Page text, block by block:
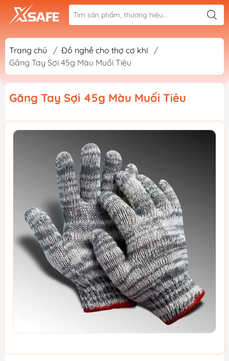
Trang chủ / Đồ nghề cho thợ cơ khí
/
Găng Tay Sợi 45g Màu Muối Tiêu
Găng Tay Sợi 45g Màu Muối Tiêu